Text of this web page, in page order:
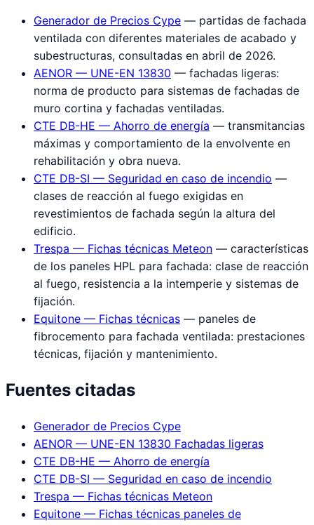
Generador de Precios Cype — partidas de fachada
ventilada con diferentes materiales de acabado y
subestructuras, consultadas en abril de 2026.
AENOR — UNE-EN 13830 — fachadas ligeras:
norma de producto para sistemas de fachadas de
muro cortina y fachadas ventiladas.
CTE DB-HE — Ahorro de energía — transmitancias
máximas y comportamiento de la envolvente en
rehabilitación y obra nueva.
CTE DB-SI — Seguridad en caso de incendio —
clases de reacción al fuego exigidas en
revestimientos de fachada según la altura del
edificio.
Trespa — Fichas técnicas Meteon — características
de los paneles HPL para fachada: clase de reacción
al fuego, resistencia a la intemperie y sistemas de
fijación.
Equitone — Fichas técnicas — paneles de
fibrocemento para fachada ventilada: prestaciones
técnicas, fijación y mantenimiento.
Fuentes citadas
Generador de Precios Cype
AENOR — UNE-EN 13830 Fachadas ligeras
CTE DB-HE — Ahorro de energía
CTE DB-SI — Seguridad en caso de incendio
Trespa — Fichas técnicas Meteon
Equitone — Fichas técnicas paneles de